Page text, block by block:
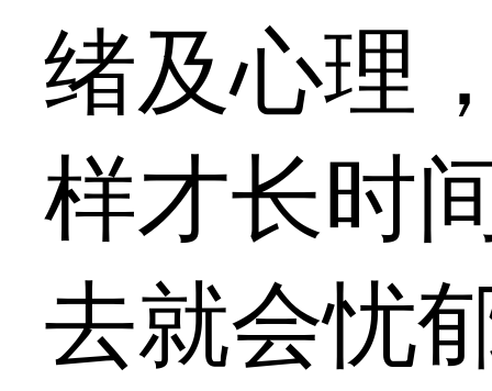
绪及心理
样才长时
去就会忧